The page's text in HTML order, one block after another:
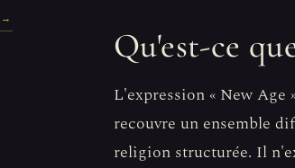
→
Qu'est-ce
L'expression « New Age
recouvre un ensemble
religion structurée. Il